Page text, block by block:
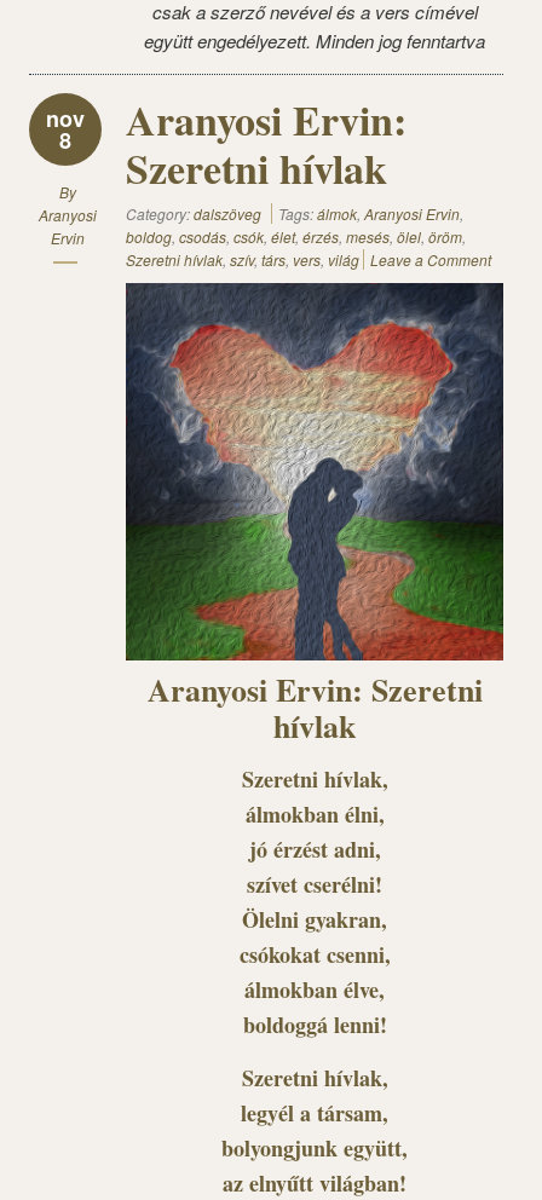
csak a szerző nevével és a vers címével
együtt engedélyezett. Minden jog fenntartva
nov
8
By
Aranyosi
Ervin
Aranyosi Ervin:
Szeretni hívlak
Category:dalszöveg Tags:álmok, Aranyosi Ervin,
boldog, csodás, csók, élet, érzés, mesés, ölel, öröm,
Szeretni hívlak, szív, társ, vers, világ Leave a Comment
Aranyosi Ervin: Szeretni
hívlak
Szeretni hívlak,
álmokban élni,
jó érzést adni,
szívet cserélni!
Ölelni gyakran,
csókokat csenni,
álmokban élve,
boldoggá lenni!
Szeretni hívlak,
legyél a társam,
bolyongjunk együtt,
az elnyűtt világban!